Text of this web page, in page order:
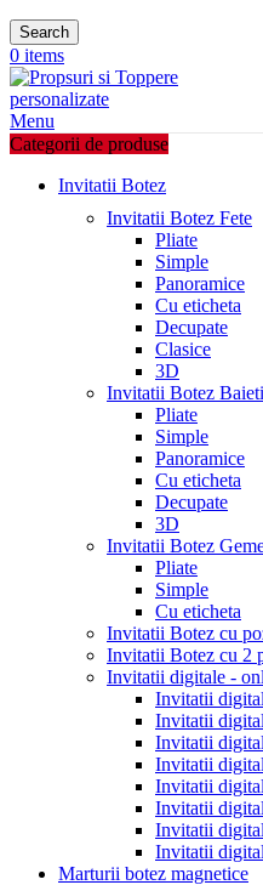
Search
0 items
Menu
Categorii de produse
Invitatii Botez
Invitatii Botez Fete
Pliate
Simple
Panoramice
Cu eticheta
Decupate
Clasice
3D
Invitatii Botez Baieti
Pliate
Simple
Panoramice
Cu eticheta
Decupate
3D
Invitatii Botez
Pliate
Simple
Cu eticheta
Invitatii Botez cu
Invitatii Botez cu 2
Invitatii digitale -
Invitatii
Invitatii
Invitatii
Invitatii
Invitatii
Invitatii
Invitatii
Invitatii
Marturii botez magnetice